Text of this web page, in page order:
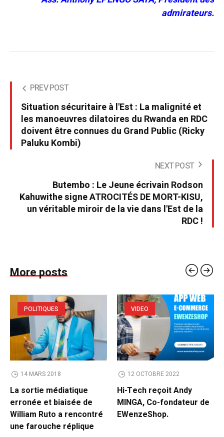
admirateurs.
PREV POST
Situation sécuritaire à l'Est : La malignité et
les manoeuvres dilatoires du Rwanda en RDC
doivent être connues du Grand Public (Ricky
Paluku Kombi)
NEXT POST
Butembo : Le Jeune écrivain Rodson
Kahuwithe signe ATROCITÉS DE MORT-KISU,
un véritable miroir de la vie dans l'Est de la
RDC !
More posts
POLITIQUES
14 MARS 2018
La sortie médiatique
erronée et biaisée de
William Ruto a rencontré
une farouche réplique
VIDEO
12 OCTOBRE 2022
Hi-Tech reçoit Andy
MINGA, Co-fondateur de
EWenzeShop.